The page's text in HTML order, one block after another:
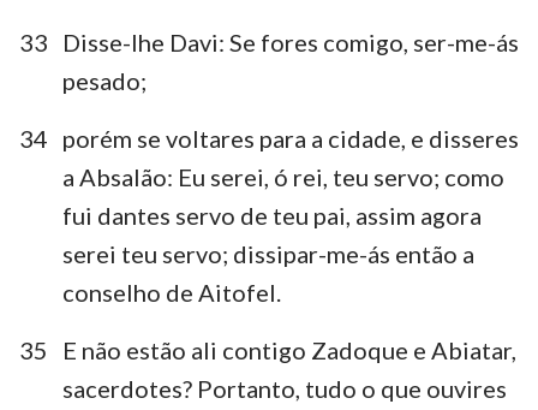
33
Disse-lhe Davi: Se fores comigo, ser-me-ás
pesado;
34 porém se voltares para a cidade, e disseres
a Absalão: Eu serei, ó rei, teu servo; como
fui dantes servo de teu pai, assim agora
serei teu servo; dissipar-me-ás então a
conselho de Aitofel.
35
E não estão ali contigo Zadoque e Abiatar,
sacerdotes? Portanto, tudo o que ouvires